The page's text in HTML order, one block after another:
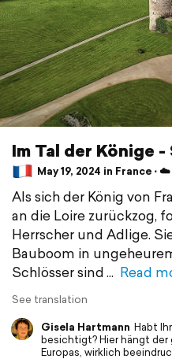
Im Tal der Könige
May 19, 2024 in France ⋅ ☁️
Als sich der König von
an die Loire zurückzog,
Herrscher und Adlige.
Bauboom in
Schlösser sind
Read
See translation
Gisela Hartmann Habt
besichtigt? Hier hängt
Europas, wirklich